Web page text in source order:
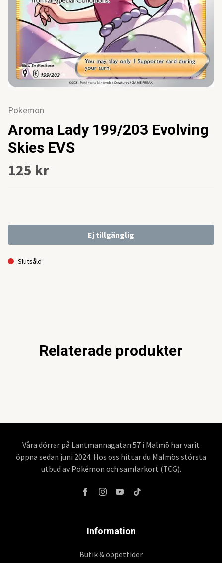
Pokemon
Aroma Lady 199/203 Evolving
Skies EVS
125 kr
Ej tillgänglig
Slutsåld
Relaterade produkter
Våra dörrar på Lantmannagatan 57 i Malmö har varit
öppna sedan juni 2024. Hos oss hittar du Malmös största
utbud av Pokémon och samlarkort (TCG).
Information
Butik & öppettider